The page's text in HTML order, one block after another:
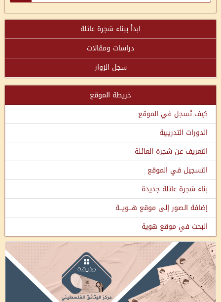
ابدأ ببناء شجرة عائلة
دراسات ومقالات
سجل الزوار
خريطة الموقع
كيف تُسجل في الموقع
الدورات التدريبية
التعريف عن شجرة العائلة
التسجيل في الموقع
بناء شجرة عائلة جديدة
إضافة الصور إلى موقع هـــويـــة
البحث في موقع هوية